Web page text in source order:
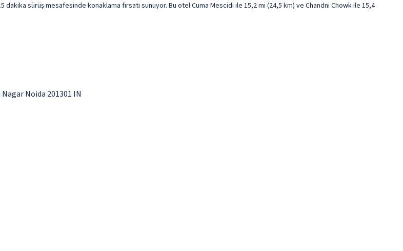
sürüş mesafesinde konaklama fırsatı sunuyor. Bu otel Cuma Mescidi ile 15,2 mi (24,5 km) ve Chandni Chowk ile 15,4
Noida 201301 IN